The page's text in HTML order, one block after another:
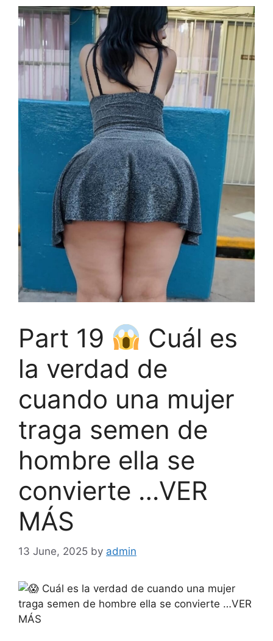
Part 19
Cuál es
la verdad de
cuando una mujer
traga semen de
hombre ella se
convierte …VER
MÁS
13 June, 2025 by admin
Cuál es la verdad de cuando una mujer
traga semen de hombre ella se convierte …VER
MÁS